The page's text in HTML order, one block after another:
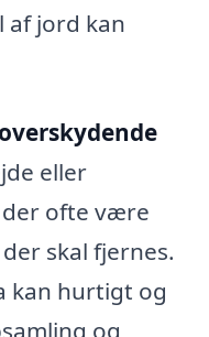
af jord kan
eller
ofte være
skal fjernes.
kan hurtigt og
og